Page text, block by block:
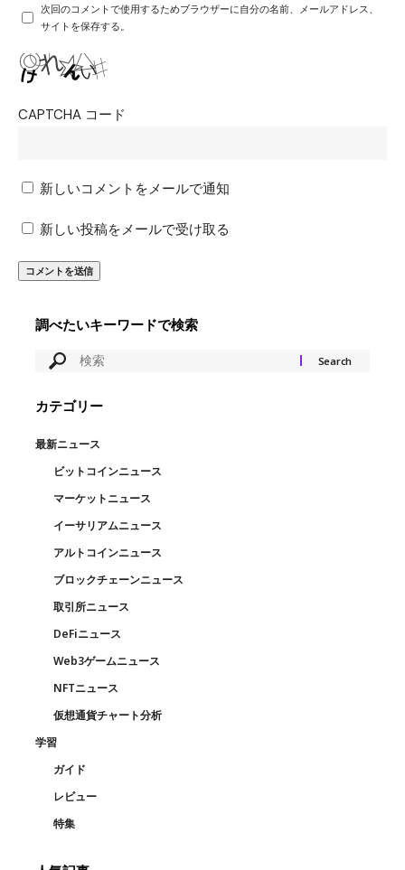
次回のコメントで使用するためブラウザーに自分の名前、メールアドレス、
サイトを保存する。
CAPTCHA コード
新しいコメントをメールで通知
新しい投稿をメールで受け取る
調べたいキーワードで検索
カテゴリー
最新ニュース
ビットコインニュース
マーケットニュース
イーサリアムニュース
アルトコインニュース
ブロックチェーンニュース
取引所ニュース
DeFiニュース
Web3ゲームニュース
NFTニュース
仮想通貨チャート分析
学習
ガイド
レビュー
特集